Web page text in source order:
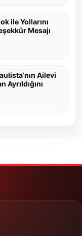
ile Yollarını
Mesajı
Ailevi
Ayrıldığını